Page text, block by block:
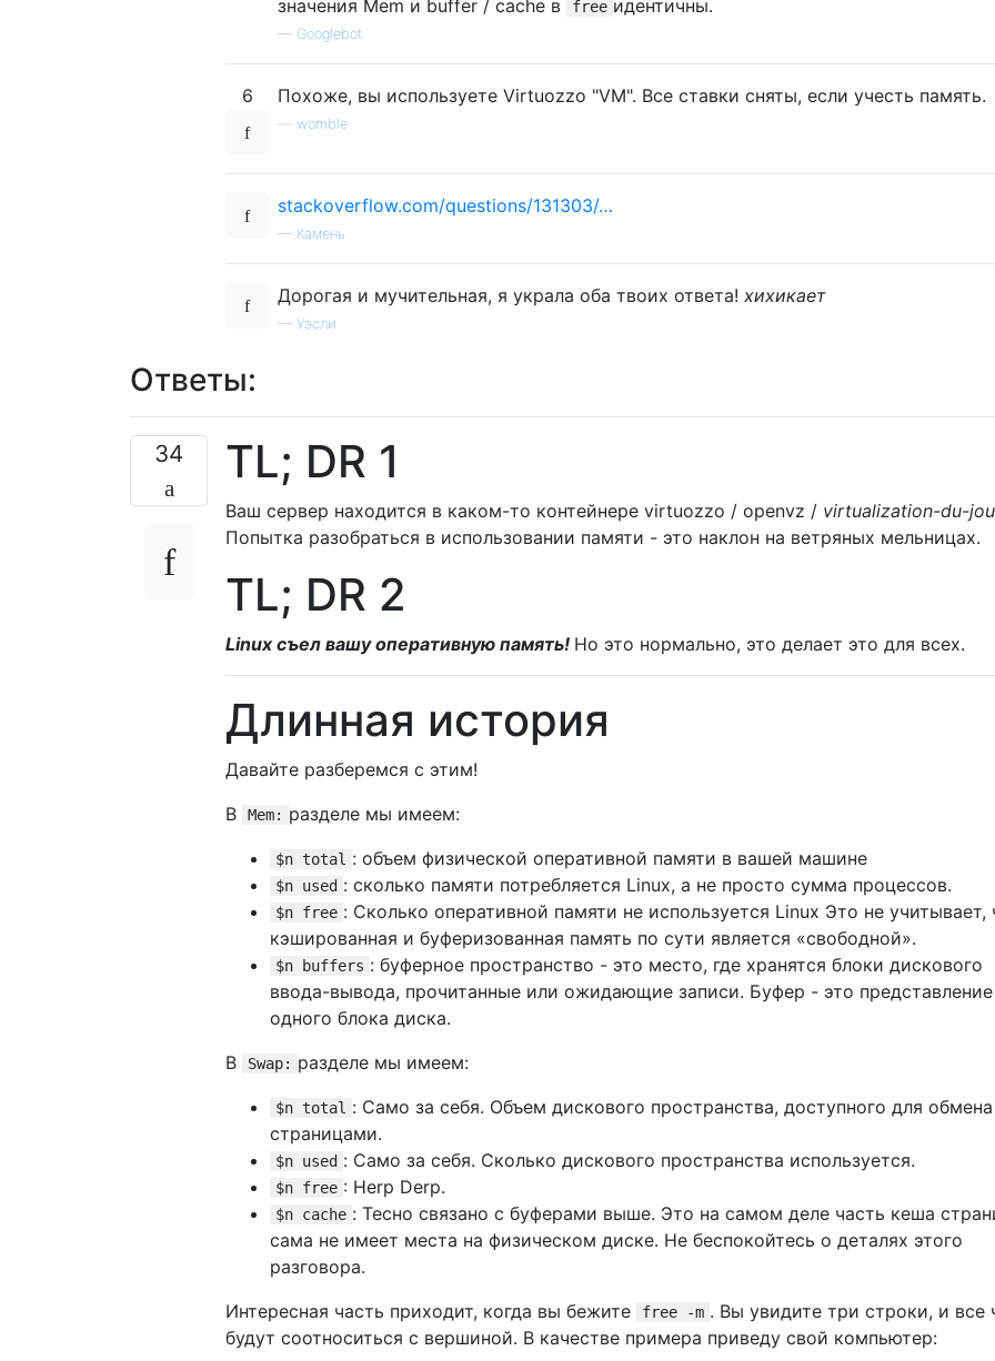
значения Mem и buffer / cache в
free идентичны.
— Googlebot
6 Похоже, вы используете Virtuozzo "VM". Все ставки сняты, если учесть память.
womble
stackoverflow.com/questions/131303/…
— Камень
Дорогая и мучительная, я украла оба твоих ответа! хихикает
— Уэсли
Ответы:
34 TL; DR 1
Ваш сервер находится в каком-то контейнере virtuozzo / openvz / virtualization-du-
Попытка разобраться в использовании памяти - это наклон на ветряных мельницах.
TL; DR 2
Linux съел вашу оперативную память! Но это нормально, это делает это для всех.
Длинная история
Давайте разберемся с этим!
В
Mem: разделе мы имеем:
$n total : объем физической оперативной памяти в вашей машине
$n used : сколько памяти потребляется Linux, а не просто сумма процессов.
$n free : Сколько оперативной памяти не используется Linux Это не учитывает,
кэшированная и буферизованная память по сути является «свободной».
$n buffers : буферное пространство - это место, где хранятся блоки дискового
ввода-вывода, прочитанные или ожидающие записи. Буфер - это
одного блока диска.
В
Swap: разделе мы имеем:
$n total : Само за себя. Объем дискового пространства, доступного для обмена
страницами.
$n used : Само за себя. Сколько дискового пространства используется.
$n free : Herp Derp.
$n cache : Тесно связано с буферами выше. Это на самом деле часть кеша
сама не имеет места на физическом диске. Не беспокойтесь о деталях этого
разговора.
Интересная часть приходит, когда вы бежите
free -m . Вы увидите три строки, и все
будут соотноситься с вершиной. В качестве примера приведу свой компьютер: